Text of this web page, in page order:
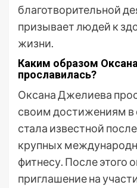
благотворительной
призывает людей к
жизни.
Каким образом
прославилась?
Оксана Джелиева
своим достижениям в
стала известной
крупных
фитнесу. После этого
приглашение на